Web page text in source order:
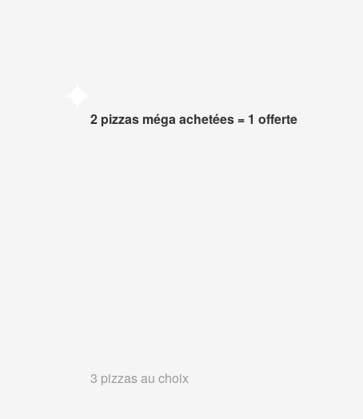
2 pizzas méga achetées = 1 offerte
3 pizzas au choix